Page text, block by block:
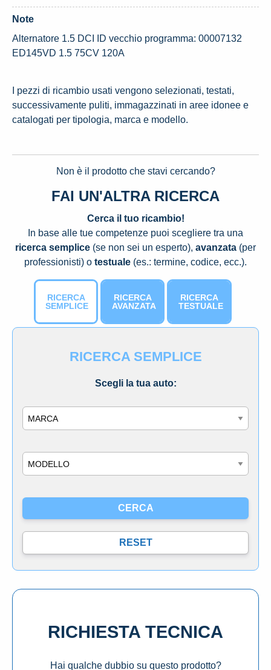
Note
Alternatore 1.5 DCI ID vecchio programma: 00007132
ED145VD 1.5 75CV 120A
I pezzi di ricambio usati vengono selezionati, testati,
successivamente puliti, immagazzinati in aree idonee e
catalogati per tipologia, marca e modello.
Non è il prodotto che stavi cercando?
FAI UN'ALTRA RICERCA
Cerca il tuo ricambio!
In base alle tue competenze puoi scegliere tra una
ricerca semplice (se non sei un esperto), avanzata (per
professionisti) o testuale (es.: termine, codice, ecc.).
RICERCA
SEMPLICE
RICERCA
AVANZATA
RICERCA
TESTUALE
RICERCA SEMPLICE
Scegli la tua auto:
RICHIESTA TECNICA
Hai qualche dubbio su questo prodotto?